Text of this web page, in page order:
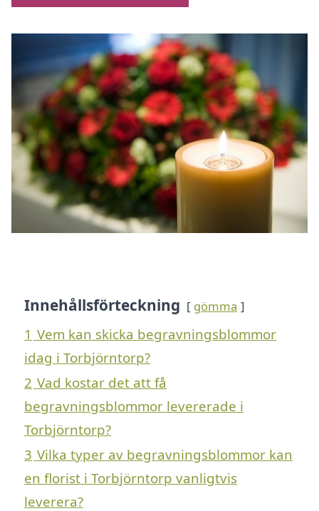
Innehållsförteckning gömma
1 Vem kan skicka begravningsblommor
idag i Torbjörntorp?
2 Vad kostar det att få
begravningsblommor levererade i
Torbjörntorp?
3 Vilka typer av begravningsblommor kan
en florist i Torbjörntorp vanligtvis
leverera?